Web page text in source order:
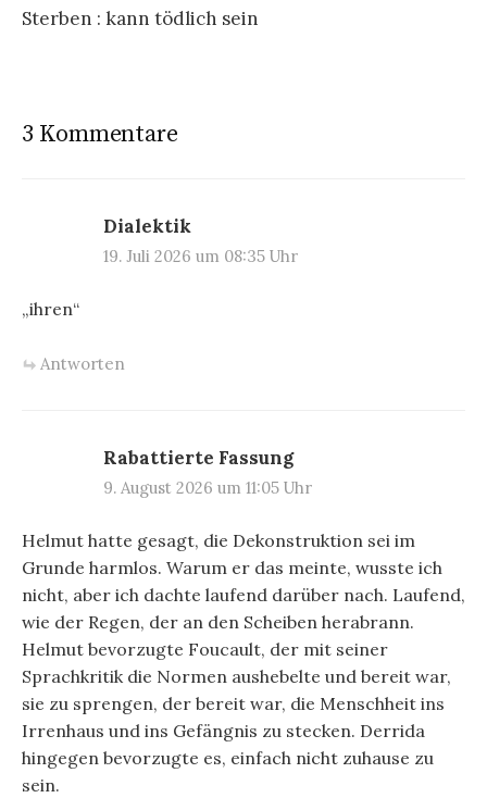
Sterben : kann tödlich sein
3 Kommentare
Dialektik
19. Juli 2026 um 08:35 Uhr
„ihren“
Antworten
Rabattierte Fassung
9. August 2026 um 11:05 Uhr
Helmut hatte gesagt, die Dekonstruktion sei im
Grunde harmlos. Warum er das meinte, wusste ich
nicht, aber ich dachte laufend darüber nach. Laufend,
wie der Regen, der an den Scheiben herabrann.
Helmut bevorzugte Foucault, der mit seiner
Sprachkritik die Normen aushebelte und bereit war,
sie zu sprengen, der bereit war, die Menschheit ins
Irrenhaus und ins Gefängnis zu stecken. Derrida
hingegen bevorzugte es, einfach nicht zuhause zu
sein.